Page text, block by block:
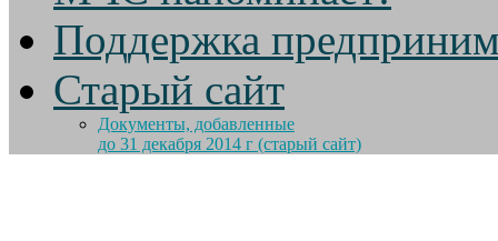
Поддержка
Старый сайт
Документы, добавленные
до 31 декабря 2014 г (старый сайт)